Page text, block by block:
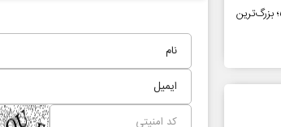
فروش خیره‌کننده داستان اسباب‌بازی ۵؛ بزرگ‌ترین